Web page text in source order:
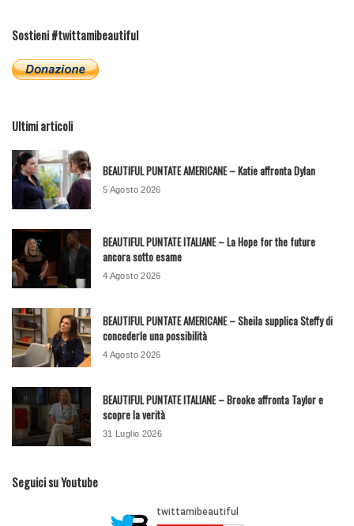
Sostieni #twittamibeautiful
Ultimi articoli
BEAUTIFUL PUNTATE AMERICANE – Katie affronta Dylan
5 Agosto 2026
BEAUTIFUL PUNTATE ITALIANE – La Hope for the future
ancora sotto esame
4 Agosto 2026
BEAUTIFUL PUNTATE AMERICANE – Sheila supplica Steffy di
concederle una possibilità
4 Agosto 2026
BEAUTIFUL PUNTATE ITALIANE – Brooke affronta Taylor e
scopre la verità
31 Luglio 2026
Seguici su Youtube